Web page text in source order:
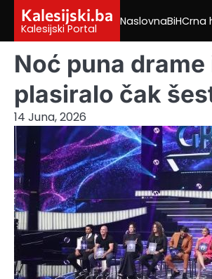
content
Kalesijski.ba
Kalesijski Portal
NaslovnaBiHCrna
Noć puna
plasiralo čak
14 Juna, 2026